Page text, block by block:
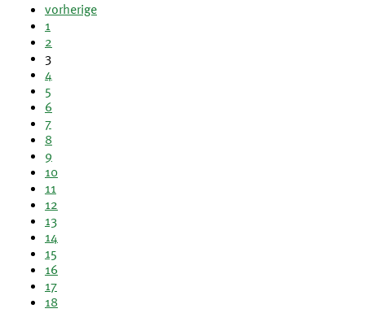
vorherige
1
2
3
4
5
6
7
8
9
10
11
12
13
14
15
16
17
18